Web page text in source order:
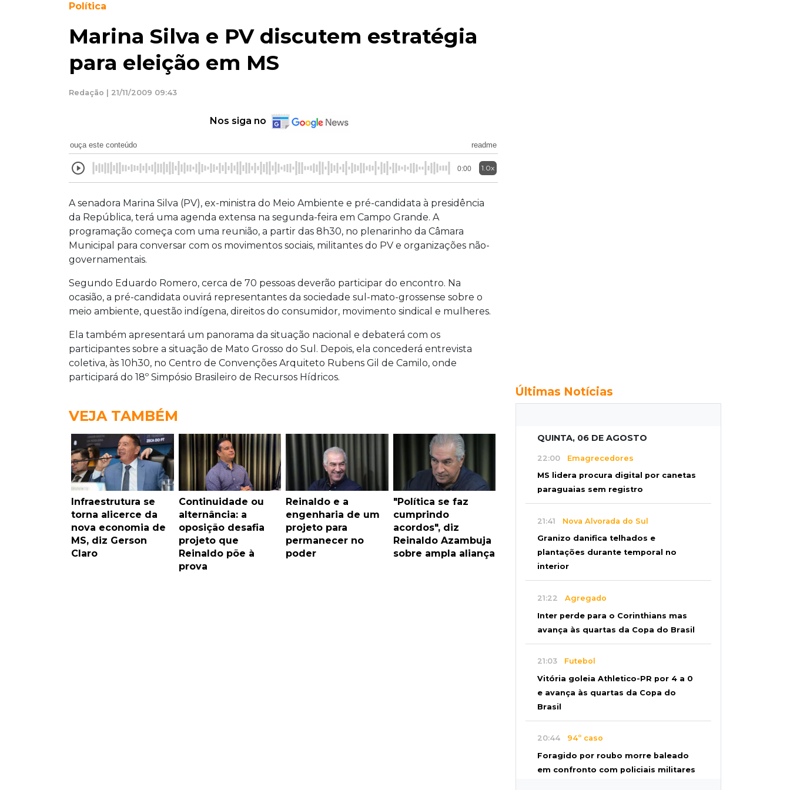
Política
Marina Silva e PV discutem estratégia
para eleição em MS
Redação | 21/11/2009 09:43
Nos siga no
ouça este conteúdo readme
0:00 1.0x
A senadora Marina Silva (PV), ex-ministra do Meio Ambiente e pré-candidata à presidência
da República, terá uma agenda extensa na segunda-feira em Campo Grande. A
programação começa com uma reunião, a partir das 8h30, no plenarinho da Câmara
Municipal para conversar com os movimentos sociais, militantes do PV e organizações não-
governamentais.
Segundo Eduardo Romero, cerca de 70 pessoas deverão participar do encontro. Na
ocasião, a pré-candidata ouvirá representantes da sociedade sul-mato-grossense sobre o
meio ambiente, questão indígena, direitos do consumidor, movimento sindical e mulheres.
Ela também apresentará um panorama da situação nacional e debaterá com os
participantes sobre a situação de Mato Grosso do Sul. Depois, ela concederá entrevista
coletiva, às 10h30, no Centro de Convenções Arquiteto Rubens Gil de Camilo, onde
participará do 18º Simpósio Brasileiro de Recursos Hídricos.
VEJA TAMBÉM
Infraestrutura se
torna alicerce da
nova economia de
MS, diz Gerson
Claro
Continuidade ou
alternância: a
oposição desafia
projeto que
Reinaldo põe à
prova
Reinaldo e a
engenharia de um
projeto para
permanecer no
poder
"Política se faz
cumprindo
acordos", diz
Reinaldo Azambuja
sobre ampla aliança
Últimas Notícias
QUINTA, 06 DE AGOSTO
22:00 Emagrecedores
MS lidera procura digital por canetas
paraguaias sem registro
21:41 Nova Alvorada do Sul
Granizo danifica telhados e
plantações durante temporal no
interior
21:22 Agregado
Inter perde para o Corinthians mas
avança às quartas da Copa do Brasil
21:03 Futebol
Vitória goleia Athletico-PR por 4 a 0
e avança às quartas da Copa do
Brasil
20:44 94º caso
Foragido por roubo morre baleado
em confronto com policiais militares